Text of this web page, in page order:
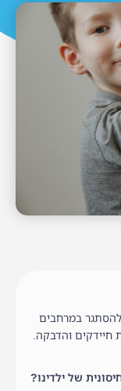
להסתגר במרחבים
חיידקים והדבקה.
של ילדינו?